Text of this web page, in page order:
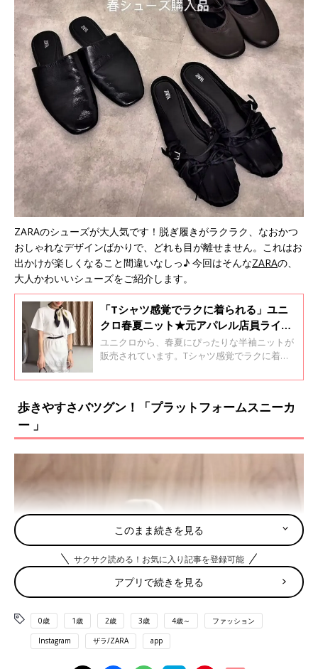
ZARAのシューズが大人気です！脱ぎ履きがラクラク、なおかつ
おしゃれなデザインばかりで、どれも目が離せません。これはお
出かけが楽しくなること間違いなしっ♪ 今回はそんなZARAの、
大人かわいいシューズをご紹介します。
「Tシャツ感覚でラクに着られる」ユニ
クロ春夏ニット★元アパレル店員ライタ
ーおすすめ4選！
ユニクロから、春夏にぴったりな半袖ニットが
販売されています。Tシャツ感覚でラクに着ら
かり♪ そこで今回は元アパレル店員ライター
の活用テクもご覧ください。
歩きやすさバツグン！「プラットフォームスニーカ
ー 」
このまま続きを見る
サクサク読める！お気に入り記事を登録可能
アプリで続きを見る
0歳 1歳 2歳 3歳 4歳～ ファッション
Instagram ザラ/ZARA app